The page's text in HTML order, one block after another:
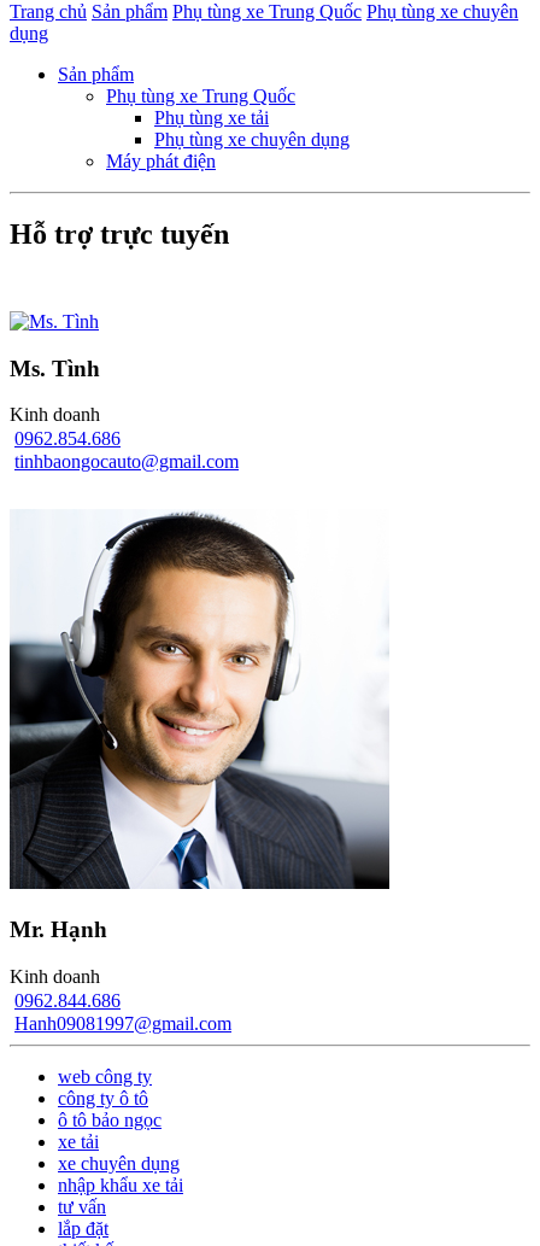
Trang chủ Sản phẩm Phụ tùng xe Trung Quốc Phụ tùng xe chuyên
dụng
Sản phẩm
Phụ tùng xe Trung Quốc
Phụ tùng xe tải
Phụ tùng xe chuyên dụng
Máy phát điện
Hỗ trợ trực tuyến
Ms. Tình
Kinh doanh
0962.854.686
tinhbaongocauto@gmail.com
Mr. Hạnh
Kinh doanh
0962.844.686
Hanh09081997@gmail.com
web công ty
công ty ô tô
ô tô bảo ngọc
xe tải
xe chuyên dụng
nhập khẩu xe tải
tư vấn
lắp đặt